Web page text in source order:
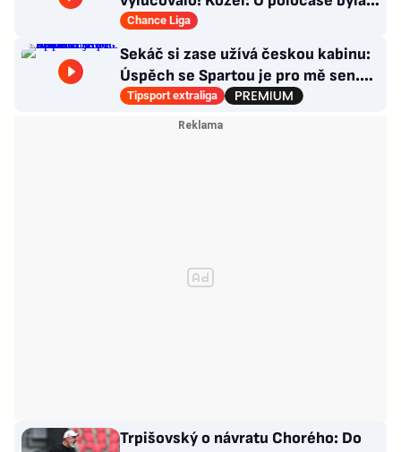
kabině bouřka
Chance Liga
Sekáč si zase užívá českou kabinu:
Úspěch se Spartou je pro mě sen.
Divoká léta ho stála NHL
Tipsport extraliga
Trpišovský o návratu Chorého: Do